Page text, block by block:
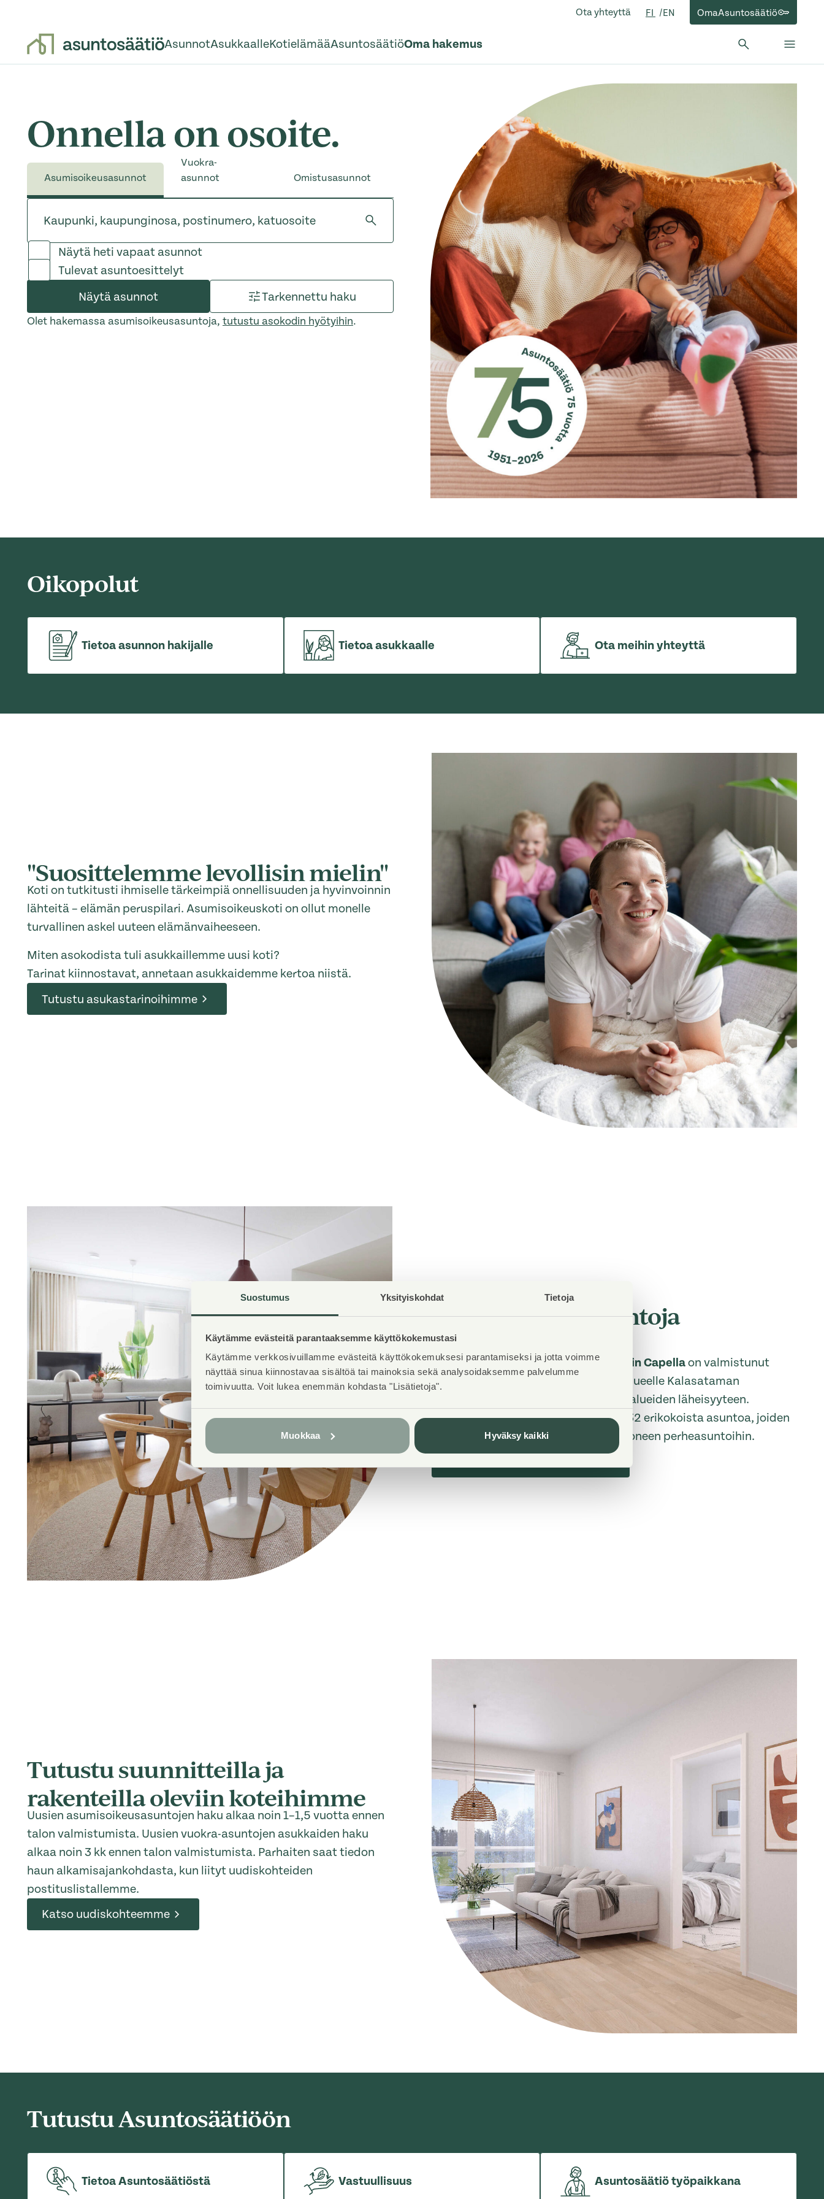
Suostumus Yksityiskohdat Tietoja
Käytämme evästeitä parantaaksemme käyttökokemustasi
Käytämme verkkosivuillamme evästeitä käyttökokemuksesi parantamiseksi ja jotta voimme
näyttää sinua kiinnostavaa sisältöä tai mainoksia sekä analysoidaksemme palvelumme
toimivuutta. Voit lukea enemmän kohdasta "Lisätietoja".
Muokkaa Hyväksy kaikki
Ota yhteyttä FI EN OmaAsuntosäätiö
AsunnotAsukkaalleKotielämääAsuntosäätiöOma hakemus
Hae:
Onnella on osoite.
Asumisoikeusasunnot
Vuokra-
asunnot
Omistusasunnot
Kaupunki, kaupunginosa, postinumero, katuosoite
Kaupunki, kaupunginosa, postinumero, katuosoite
Näytä heti vapaat asunnot
Tulevat asuntoesittelyt
Näytä asunnot
Tarkennettu haku
Olet hakemassa asumisoikeusasuntoja, tutustu asokodin hyötyihin.
Oikopolut
Tietoa asunnon hakijalle Tietoa asukkaalle Ota meihin yhteyttä
"Suosittelemme levollisin mielin"
Koti on tutkitusti ihmiselle tärkeimpiä onnellisuuden ja hyvinvoinnin
lähteitä – elämän peruspilari. Asumisoikeuskoti on ollut monelle
turvallinen askel uuteen elämänvaiheeseen.
Miten asokodista tuli asukkaillemme uusi koti?
Tarinat kiinnostavat, annetaan asukkaidemme kertoa niistä.
Tutustu asukastarinoihimme
Uusia omistusasuntoja
Verkkosaaressa
Hitas-kohteemmeAsunto Oy Helsingin Capellaon valmistunut
vetovoimaiselle Verkkosaaren asuinalueelle Kalasataman
palveluiden, meren ja upeiden ulkoilualueiden läheisyyteen.
Kahdeksankerroksisessa talossa on 32 erikokoista asuntoa, joiden
koot vaihtelevat kaksioista viiden huoneen perheasuntoihin.
Tutustu suunnitteilla ja
rakenteilla oleviin koteihimme
Uusien asumisoikeusasuntojen haku alkaa noin 1–1,5 vuotta ennen
talon valmistumista. Uusien vuokra-asuntojen asukkaiden haku
alkaa noin 3 kk ennen talon valmistumista. Parhaiten saat tiedon
haun alkamisajankohdasta, kun liityt uudiskohteiden
postituslistallemme.
Katso uudiskohteemme
Tutustu Asuntosäätiöön
Tietoa Asuntosäätiöstä Vastuullisuus Asuntosäätiö työpaikkana